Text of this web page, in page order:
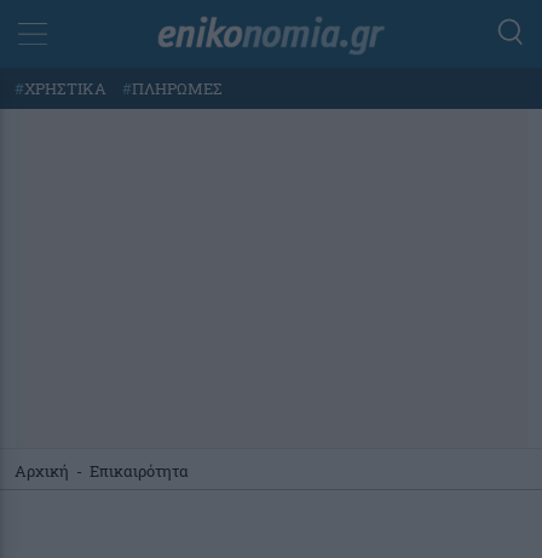
#ΧΡΗΣΤΙΚΑ #ΠΛΗΡΩΜΕΣ
Αρχική - Επικαιρότητα